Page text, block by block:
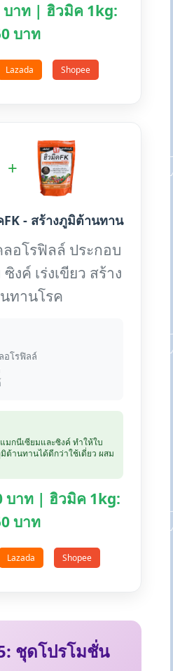
บาท | ฮิวมิค 1kg:
บาท
Lazada Shopee
+
- สร้างภูมิต้านทาน
ลอโรฟิลล์ ประกอบ
งค์ เร่งเขียว สร้าง
ทานโรค
อโรฟิลล์
มกนีเซียมและซิงค์ ทำให้ใบ
ต้านทานได้ดีกว่าใช้เดี่ยว ผสม
บาท | ฮิวมิค 1kg:
บาท
Lazada Shopee
ชุดโปรโมชั่น